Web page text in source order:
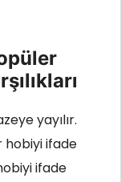
yayılır.
hobiyi ifade
ifade